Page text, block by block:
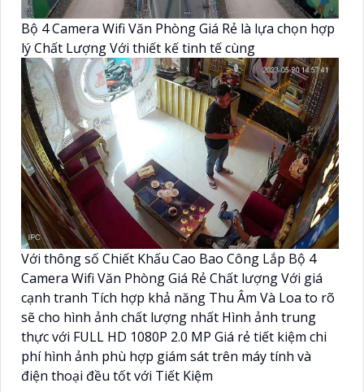
Bộ 4 Camera Wifi Văn Phòng Giá Rẻ là lựa chọn hợp
lý Chất Lượng Với thiết kế tinh tế cùng
Với thông số Chiết Khấu Cao Bao Công Lắp Bộ 4
Camera Wifi Văn Phòng Giá Rẻ Chất lượng Với giá
cạnh tranh Tích hợp khả năng Thu Âm Và Loa to rõ
sẽ cho hình ảnh chất lượng nhất Hình ảnh trung
thực với FULL HD 1080P 2.0 MP Giá rẻ tiết kiệm chi
phí hình ảnh phù hợp giám sát trên máy tính và
điện thoại đều tốt với Tiết Kiệm